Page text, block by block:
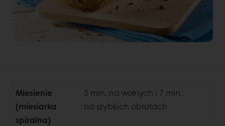
Miesienie
(miesiarka
spiralna)
5 min. na wolnych i 7 min.
na szybkich obrotach